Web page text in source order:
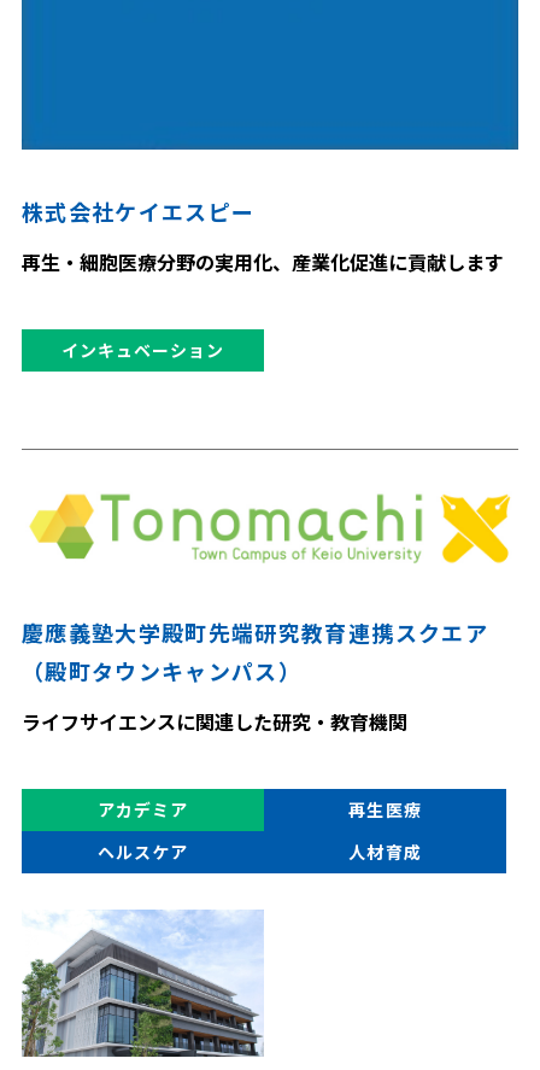
株式会社ケイエスピー
再生・細胞医療分野の実用化、産業化促進に貢献します
インキュベーション
慶應義塾大学殿町先端研究教育連携スクエア
（殿町タウンキャンパス）
ライフサイエンスに関連した研究・教育機関
アカデミア
再生医療
ヘルスケア
人材育成